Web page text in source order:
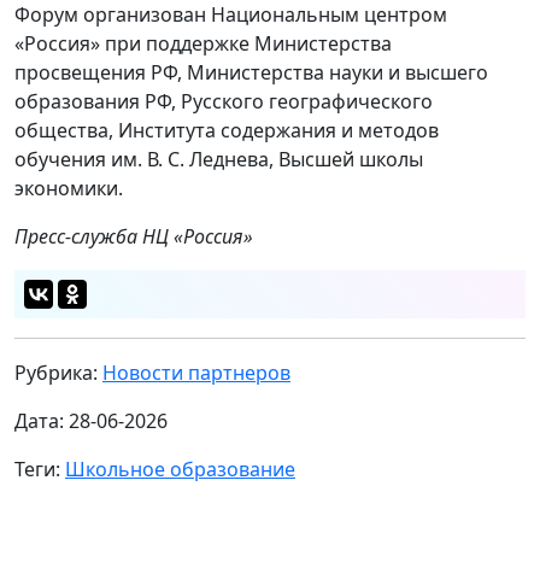
Форум организован Национальным центром
«Россия» при поддержке Министерства
просвещения РФ, Министерства науки и высшего
образования РФ, Русского географического
общества, Института содержания и методов
обучения им. В. С. Леднева, Высшей школы
экономики.
Пресс-службаНЦ «Россия»
Рубрика: Новости партнеров
Дата: 28-06-2026
Теги: Школьное образование